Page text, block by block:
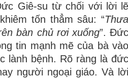
Giê-su từ chối với lời lẽ
tốn thẳm sâu: “Thưa
bàn chủ rơi xuống”. Đức
tin mạnh mẽ của bà vào
lành bệnh. Rõ ràng là đức
người ngoại giáo. Và lời